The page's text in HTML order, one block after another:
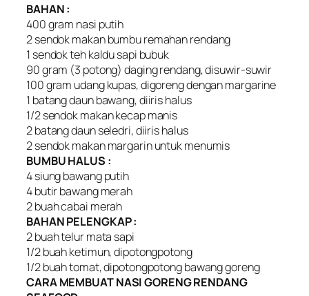
BAHAN :
400 gram nasi putih
2 sendok makan bumbu remahan rendang
1 sendok teh kaldu sapi bubuk
90 gram (3 potong) daging rendang, disuwir-suwir
100 gram udang kupas, digoreng dengan margarine
1 batang daun bawang, diiris halus
1/2 sendok makan kecap manis
2 batang daun seledri, diiris halus
2 sendok makan margarin untuk menumis
BUMBU HALUS :
4 siung bawang putih
4 butir bawang merah
2 buah cabai merah
BAHAN PELENGKAP :
2 buah telur mata sapi
1/2 buah ketimun, dipotongpotong
1/2 buah tomat, dipotongpotong bawang goreng
CARA MEMBUAT NASI GORENG RENDANG